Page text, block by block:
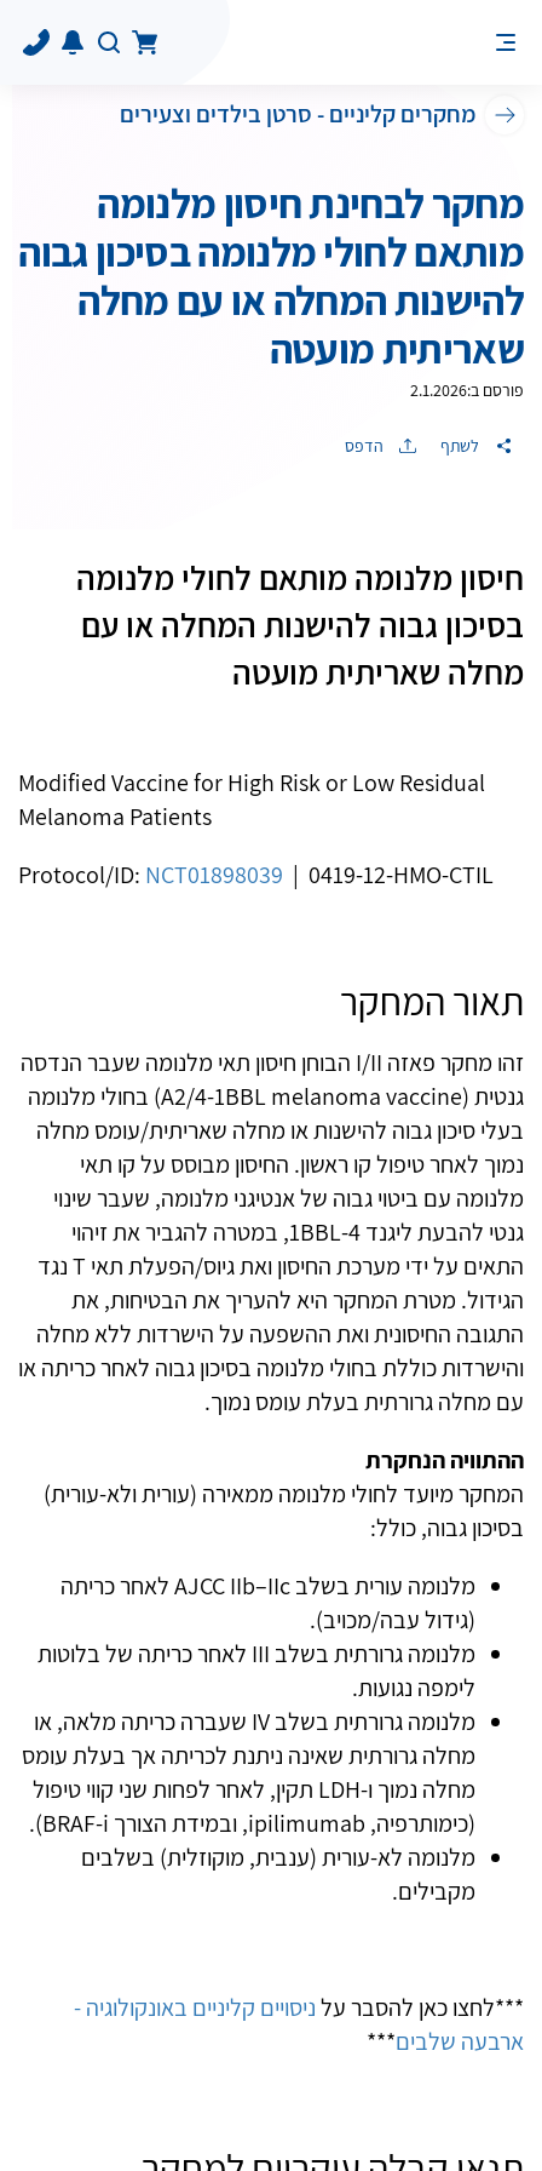
מחקרים קליניים - סרטן בילדים וצעירים
מחקר לבחינת חיסון מלנומה
מותאם לחולי מלנומה בסיכון גבוה
להישנות המחלה או עם מחלה
שאריתית מועטה
פורסם ב:2.1.2026
חיסון מלנומה מותאם לחולי מלנומה
בסיכון גבוה להישנות המחלה או עם
מחלה שאריתית מועטה
Modified Vaccine for High Risk or Low Residual
Melanoma Patients
Protocol/ID: NCT01898039 | 0419-12-HMO-CTIL
תאור המחקר
זהו מחקר פאזה I/II הבוחן חיסון תאי מלנומה שעבר הנדסה
גנטית (A2/4‑1BBL melanoma vaccine) בחולי מלנומה
בעלי סיכון גבוה להישנות או מחלה שאריתית/עומס מחלה
נמוך לאחר טיפול קו ראשון. החיסון מבוסס על קו תאי
מלנומה עם ביטוי גבוה של אנטיגני מלנומה, שעבר שינוי
גנטי להבעת ליגנד 4‑1BBL, במטרה להגביר את זיהוי
התאים על ידי מערכת החיסון ואת גיוס/הפעלת תאי T נגד
הגידול. מטרת המחקר היא להעריך את הבטיחות, את
התגובה החיסונית ואת ההשפעה על הישרדות ללא מחלה
והישרדות כוללת בחולי מלנומה בסיכון גבוה לאחר כריתה או
עם מחלה גרורתית בעלת עומס נמוך.
ההתוויה הנחקרת
המחקר מיועד לחולי מלנומה ממאירה (עורית ולא‑עורית)
בסיכון גבוה, כולל:
מלנומה עורית בשלב AJCC IIb–IIc לאחר כריתה
(גידול עבה/מכויב).
מלנומה גרורתית בשלב III לאחר כריתה של בלוטות
לימפה נגועות.
מלנומה גרורתית בשלב IV שעברה כריתה מלאה, או
מחלה גרורתית שאינה ניתנת לכריתה אך בעלת עומס
מחלה נמוך ו‑LDH תקין, לאחר לפחות שני קווי טיפול
(כימותרפיה, ipilimumab, ובמידת הצורך BRAF‑i).
מלנומה לא‑עורית (ענבית, מוקוזלית) בשלבים
מקבילים.
***לחצו כאן להסבר עלניסויים קליניים באונקולוגיה -
ארבעה שלבים***